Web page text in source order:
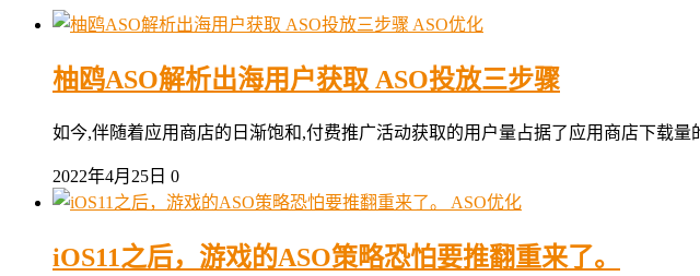
ASO优化
柚鸥ASO解析出海用户获取 ASO投放三步骤
如今,伴随着应用商店的日渐饱和,付费推广活动获取的用户量占据了应用商店下载
2022年4月25日 0
ASO优化
iOS11之后，游戏的ASO策略恐怕要推翻重来了。